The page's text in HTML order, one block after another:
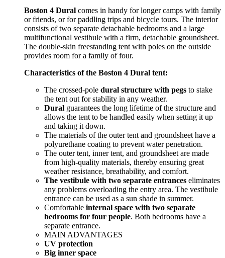
Boston 4 Dural comes in handy for longer camps with family
or friends, or for paddling trips and bicycle tours. The interior
consists of two separate detachable bedrooms and a large
multifunctional vestibule with a firm, detachable groundsheet.
The double-skin freestanding tent with poles on the outside
provides room for a family of four.
Characteristics of the Boston 4 Dural tent:
The crossed-pole dural structure with pegs to stake
the tent out for stability in any weather.
Dural guarantees the long lifetime of the structure and
allows the tent to be handled easily when setting it up
and taking it down.
The materials of the outer tent and groundsheet have a
polyurethane coating to prevent water penetration.
The outer tent, inner tent, and groundsheet are made
from high-quality materials, thereby ensuring great
weather resistance, breathability, and comfort.
The vestibule with two separate entrances eliminates
any problems overloading the entry area. The vestibule
entrance can be used as a sun shade in summer.
Comfortable internal space with two separate
bedrooms for four people. Both bedrooms have a
separate entrance.
MAIN ADVANTAGES
UV protection
Big inner space